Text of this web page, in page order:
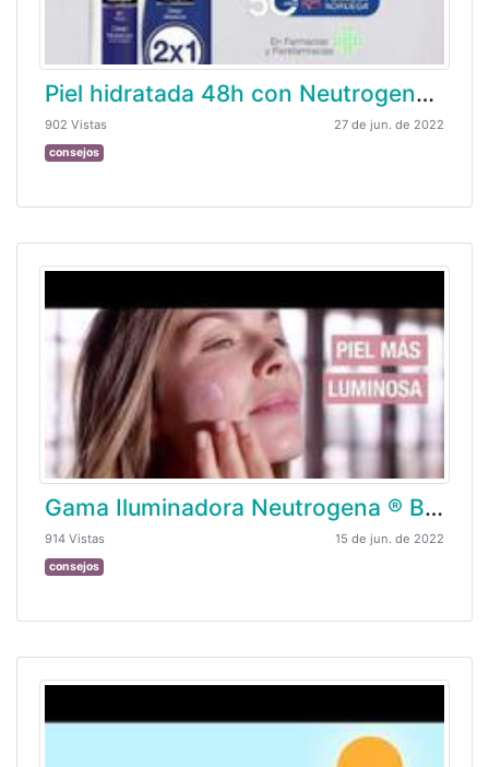
Piel hidratada 48h con Neutrogena® Hidratación Profunda Fórmula Noruega
902 Vistas 27 de jun. de 2022
consejos
Gama Iluminadora Neutrogena ® Bright Boost
914 Vistas 15 de jun. de 2022
consejos